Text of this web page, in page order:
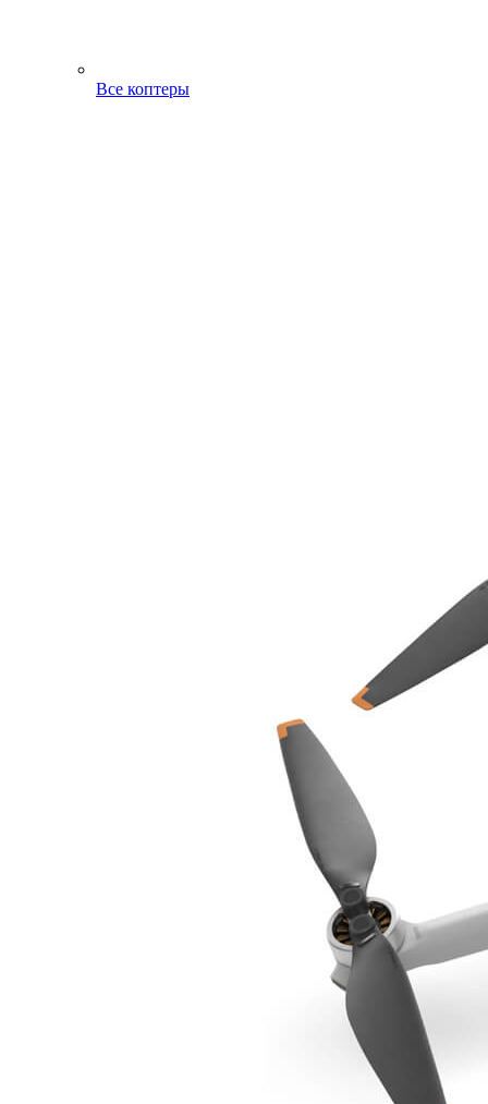
Все коптеры